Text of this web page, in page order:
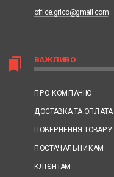
bookmarks ВАЖЛИВО
ПРО КОМПАНІЮ
ДОСТАВКА ТА ОПЛАТА
ПОВЕРНЕННЯ ТОВАРУ
ПОСТАЧАЛЬНИКАМ
КЛІЄНТАМ
office.grico@gmail.com